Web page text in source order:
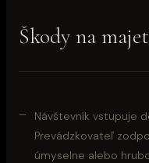
Škody na
Návštevník vstupuje
Prevádzkovateľ
úmyselne alebo